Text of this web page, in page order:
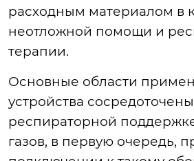
расходным материалом в
неотложной помощи и
терапии.
Основные области
устройства
респираторной
газов, в первую очередь,